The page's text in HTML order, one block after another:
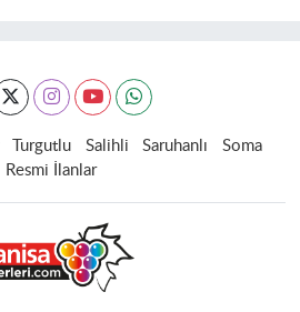
Turgutlu Salihli Saruhanlı
Soma
Resmi İlanlar